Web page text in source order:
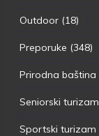
Outdoor (18)
Preporuke (348)
Prirodna baština
Seniorski turizam
Sportski turizam